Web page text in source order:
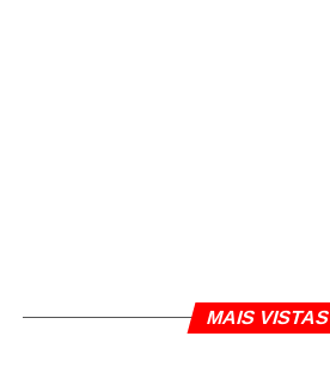
MAIS VISTAS